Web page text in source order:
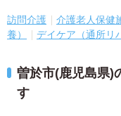
訪問介護 介護老人保健
養）
デイケア（通所リ
曽於市(鹿児島県)
す